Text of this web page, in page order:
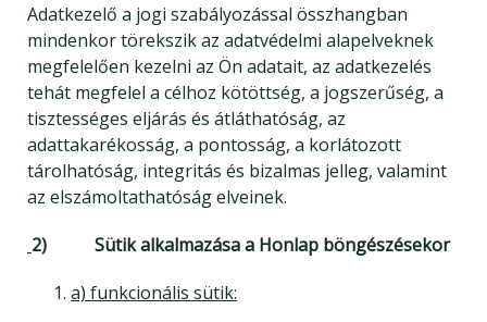
Adatkezelő a jogi szabályozással összhangban
mindenkor törekszik az adatvédelmi alapelveknek
megfelelően kezelni az Ön adatait, az adatkezelés
tehát megfelel a célhoz kötöttség, a jogszerűség, a
tisztességes eljárás és átláthatóság, az
adattakarékosság, a pontosság, a korlátozott
tárolhatóság, integritás és bizalmas jelleg, valamint
az elszámoltathatóság elveinek.
2) Sütik alkalmazása a Honlap böngészésekor
a) funkcionális sütik: